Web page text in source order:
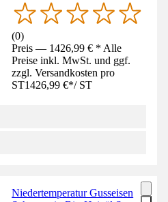
(0)
Preis — 1426,99 € * Alle
Preise inkl. MwSt. und ggf.
zzgl. Versandkosten pro
ST1426,99 €*/ ST
Niedertemperatur Gusseisen